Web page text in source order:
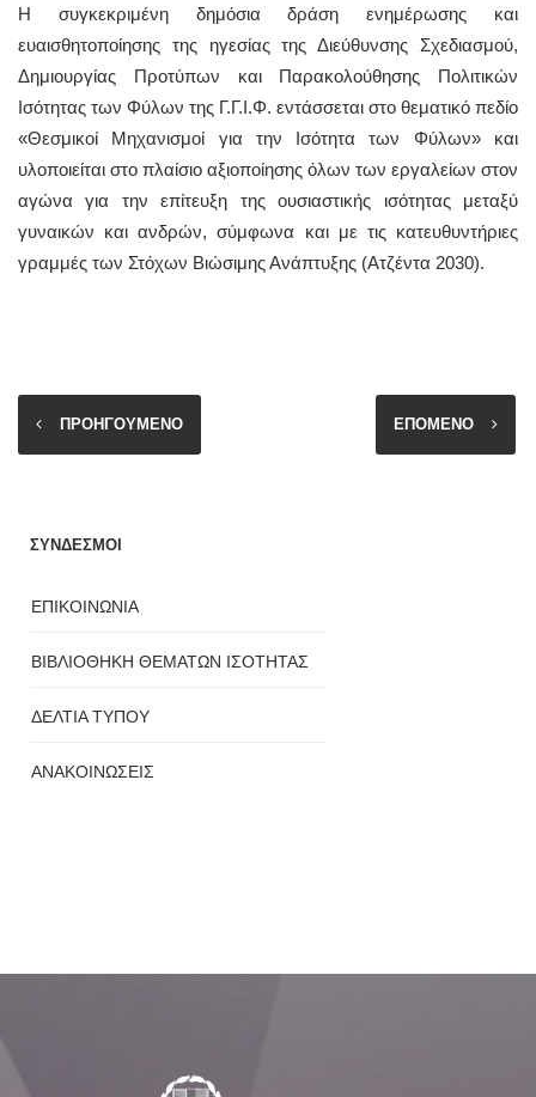
Η συγκεκριμένη δημόσια δράση ενημέρωσης και
ευαισθητοποίησης της ηγεσίας της Διεύθυνσης Σχεδιασμού,
Δημιουργίας Προτύπων και Παρακολούθησης Πολιτικών
Ισότητας των Φύλων της Γ.Γ.Ι.Φ. εντάσσεται στο θεματικό πεδίο
«Θεσμικοί Μηχανισμοί για την Ισότητα των Φύλων» και
υλοποιείται στο πλαίσιο αξιοποίησης όλων των εργαλείων στον
αγώνα για την επίτευξη της ουσιαστικής ισότητας μεταξύ
γυναικών και ανδρών, σύμφωνα και με τις κατευθυντήριες
γραμμές των Στόχων Βιώσιμης Ανάπτυξης (Ατζέντα 2030).
ΠΡΟΗΓΟΥΜΕΝΟ ΕΠΟΜΕΝΟ
ΣΥΝΔΕΣΜΟΙ
ΕΠΙΚΟΙΝΩΝΙΑ
ΒΙΒΛΙΟΘΗΚΗ ΘΕΜΑΤΩΝ ΙΣΟΤΗΤΑΣ
ΔΕΛΤΙΑ ΤΥΠΟΥ
ΑΝΑΚΟΙΝΩΣΕΙΣ